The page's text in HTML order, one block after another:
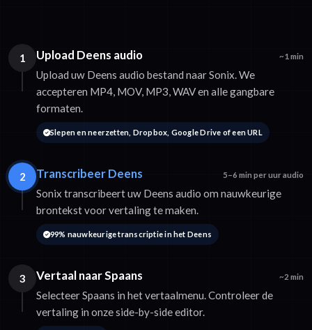
1 Upload Deens audio ~1 min
Upload uw Deens audio bestand naar Sonix. We
accepteren MP4, MOV, MP3, WAV en alle gangbare
formaten.
Slepen en neerzetten, Dropbox, Google Drive of een URL
2 Transcribeer Deens 5–6 min per uur audio
Sonix transcribeert uw Deens audio om nauwkeurige
brontekst voor vertaling te maken.
99% nauwkeurige transcriptie in het Deens
3 Vertaal naar Spaans ~2 min
Selecteer Spaans in het vertaalmenu. Controleer de
vertaling in onze side-by-side editor.